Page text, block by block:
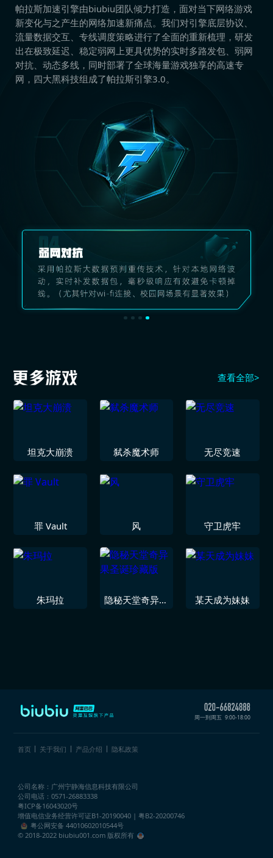
帕拉斯加速引擎由biubiu团队倾力打造，面对当下网络游戏
新变化与之产生的网络加速新痛点。我们对引擎底层协议、
流量数据交互、专线调度策略进行了全面的重新梳理，研发
出在极致延迟、稳定弱网上更具优势的实时多路发包、弱网
对抗、动态多线，同时部署了全球海量游戏独享的高速专
网，四大黑科技组成了帕拉斯引擎3.0。
查看全部>
坦克大崩溃 弑杀魔术师 无尽竞速
罪 Vault 风 守卫虎牢
朱玛拉
隐秘天堂奇异果
某天成为妹妹
周一到周五 9:00-18:00
首页 关于我们 产品介绍 隐私政策
公司名称：广州宁静海信息科技有限公司
公司电话：0571-26883338
粤ICP备16043020号
增值电信业务经营许可证B1-20190040 | 粤B2-20200746
粤公网安备 44010602010544号
© 2018-2022 biubiu001.com 版权所有